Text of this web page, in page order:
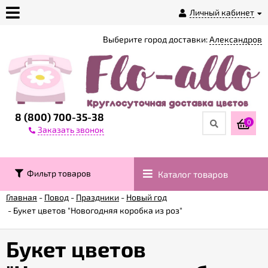
Личный кабинет
магазине
Доставка
Контакты
Возврат
Гарантии
8 (800) 700-35-38
Заказать звонок
Выберите город доставки:Александров
0
Фильтр товаров Каталог товаров
Главная - Повод - Праздники - Новый год
- Букет цветов "Новогодняя коробка из роз"
Букет цветов